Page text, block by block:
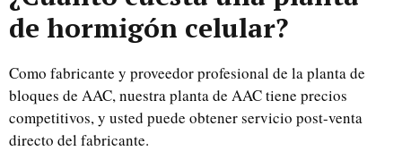
de hormigón celular?
Como fabricante y proveedor profesional de la planta de
bloques de AAC, nuestra planta de AAC tiene precios
competitivos, y usted puede obtener servicio post-venta
directo del fabricante.